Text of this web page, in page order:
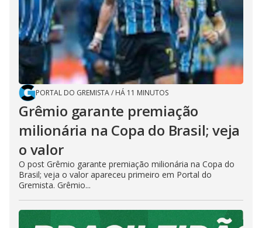
PORTAL DO GREMISTA/ HÁ 11 MINUTOS
Grêmio garante premiação
milionária na Copa do Brasil; veja
o valor
O post Grêmio garante premiação milionária na Copa do
Brasil; veja o valor apareceu primeiro em Portal do
Gremista. Grêmio...